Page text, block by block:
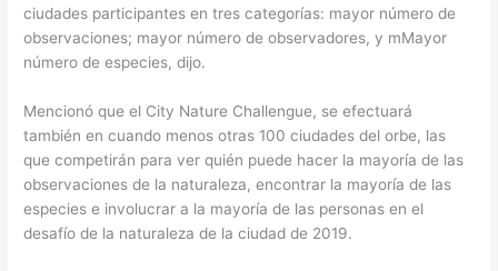
ciudades participantes en tres categorías: mayor número de
observaciones; mayor número de observadores, y mMayor
número de especies, dijo.
Mencionó que el City Nature Challengue, se efectuará
también en cuando menos otras 100 ciudades del orbe, las
que competirán para ver quién puede hacer la mayoría de las
observaciones de la naturaleza, encontrar la mayoría de las
especies e involucrar a la mayoría de las personas en el
desafío de la naturaleza de la ciudad de 2019.